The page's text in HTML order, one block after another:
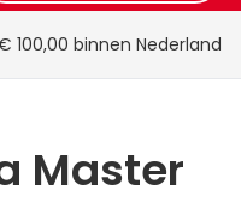
100,00 binnen Nederland
Master